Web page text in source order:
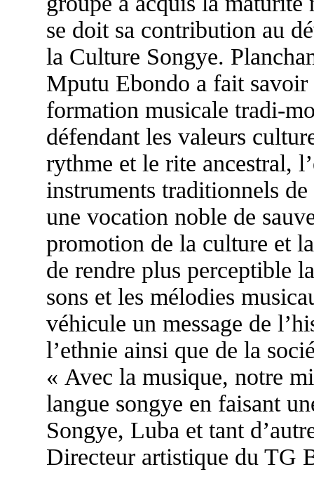
se doit sa contribution au
la Culture Songye.
Mputu Ebondo a fait
formation musicale tradi-
défendant les valeurs
rythme et le rite ancestral,
instruments traditionnels
une vocation noble de
promotion de la culture et
de rendre plus perceptible
sons et les mélodies
véhicule un message de
l’ethnie ainsi que de la
« Avec la musique, notre
langue songye en faisant
Songye, Luba et tant
Directeur artistique du TG